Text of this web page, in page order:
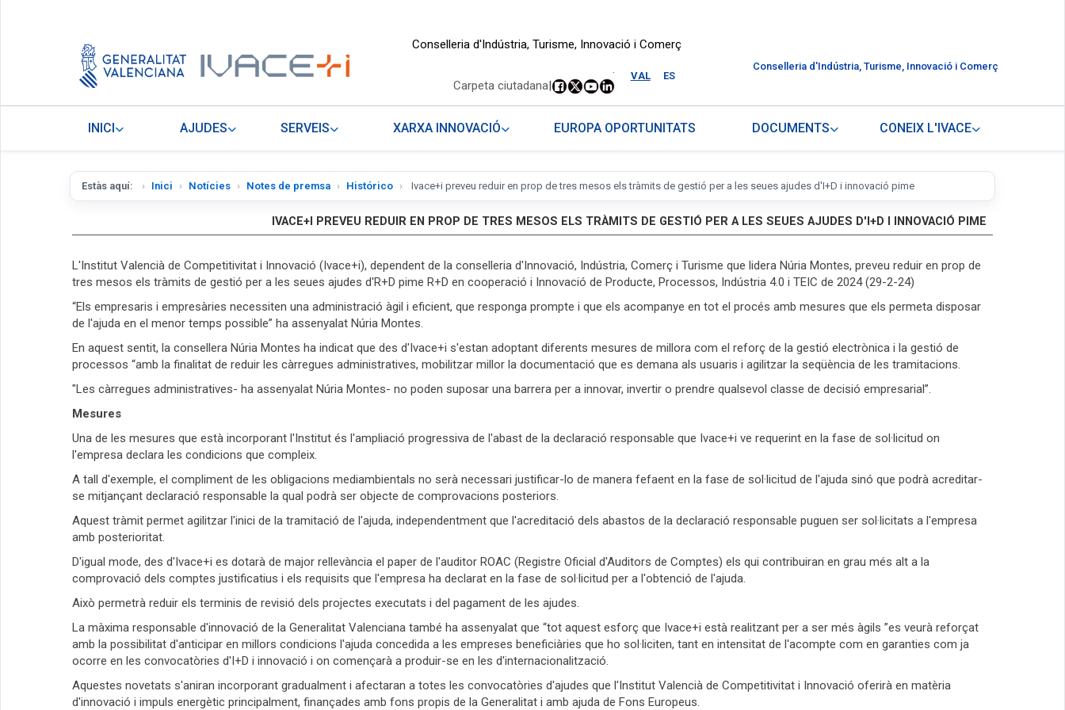
Conselleria d'Indústria, Turisme, Innovació i Comerç
VAL ES
.
Carpeta ciutadana|
Conselleria d'Indústria, Turisme, Innovació i Comerç
INICI AJUDES SERVEIS XARXA INNOVACIÓ EUROPA OPORTUNITATS DOCUMENTS CONEIX L'IVACE
Estàs aquí: Inici Notícies Notes de premsa Histórico Ivace+i preveu reduir en prop de tres mesos els tràmits de gestió per a les seues ajudes d'I+D i innovació pime
IVACE+I PREVEU REDUIR EN PROP DE TRES MESOS ELS TRÀMITS DE GESTIÓ PER A LES SEUES AJUDES D'I+D I INNOVACIÓ PIME
L'Institut Valencià de Competitivitat i Innovació (Ivace+i), dependent de la conselleria d'Innovació, Indústria, Comerç i Turisme que lidera Núria Montes, preveu reduir en prop de
tres mesos els tràmits de gestió per a les seues ajudes d'R+D pime R+D en cooperació i Innovació de Producte, Processos, Indústria 4.0 i TEIC de 2024 (29-2-24)
“Els empresaris i empresàries necessiten una administració àgil i eficient, que responga prompte i que els acompanye en tot el procés amb mesures que els permeta disposar
de l'ajuda en el menor temps possible” ha assenyalat Núria Montes.
En aquest sentit, la consellera Núria Montes ha indicat que des d'Ivace+i s'estan adoptant diferents mesures de millora com el reforç de la gestió electrònica i la gestió de
processos “amb la finalitat de reduir les càrregues administratives, mobilitzar millor la documentació que es demana als usuaris i agilitzar la seqüència de les tramitacions.
"Les càrregues administratives- ha assenyalat Núria Montes- no poden suposar una barrera per a innovar, invertir o prendre qualsevol classe de decisió empresarial”.
Mesures
Una de les mesures que està incorporant l'Institut és l'ampliació progressiva de l'abast de la declaració responsable que Ivace+i ve requerint en la fase de sol·licitud on
l'empresa declara les condicions que compleix.
A tall d'exemple, el compliment de les obligacions mediambientals no serà necessari justificar-lo de manera fefaent en la fase de sol·licitud de l'ajuda sinó que podrà acreditar-
se mitjançant declaració responsable la qual podrà ser objecte de comprovacions posteriors.
Aquest tràmit permet agilitzar l'inici de la tramitació de l'ajuda, independentment que l'acreditació dels abastos de la declaració responsable puguen ser sol·licitats a l'empresa
amb posterioritat.
D'igual mode, des d'Ivace+i es dotarà de major rellevància el paper de l'auditor ROAC (Registre Oficial d'Auditors de Comptes) els qui contribuiran en grau més alt a la
comprovació dels comptes justificatius i els requisits que l'empresa ha declarat en la fase de sol·licitud per a l'obtenció de l'ajuda.
Això permetrà reduir els terminis de revisió dels projectes executats i del pagament de les ajudes.
La màxima responsable d'innovació de la Generalitat Valenciana també ha assenyalat que “tot aquest esforç que Ivace+i està realitzant per a ser més àgils ”es veurà reforçat
amb la possibilitat d'anticipar en millors condicions l'ajuda concedida a les empreses beneficiàries que ho sol·liciten, tant en intensitat de l'acompte com en garanties com ja
ocorre en les convocatòries d'I+D i innovació i on començarà a produir-se en les d'internacionalització.
Aquestes novetats s'aniran incorporant gradualment i afectaran a totes les convocatòries d'ajudes que l'Institut Valencià de Competitivitat i Innovació oferirà en matèria
d'innovació i impuls energètic principalment, finançades amb fons propis de la Generalitat i amb ajuda de Fons Europeus.